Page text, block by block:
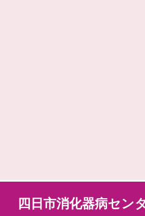
四日市消化器病セン